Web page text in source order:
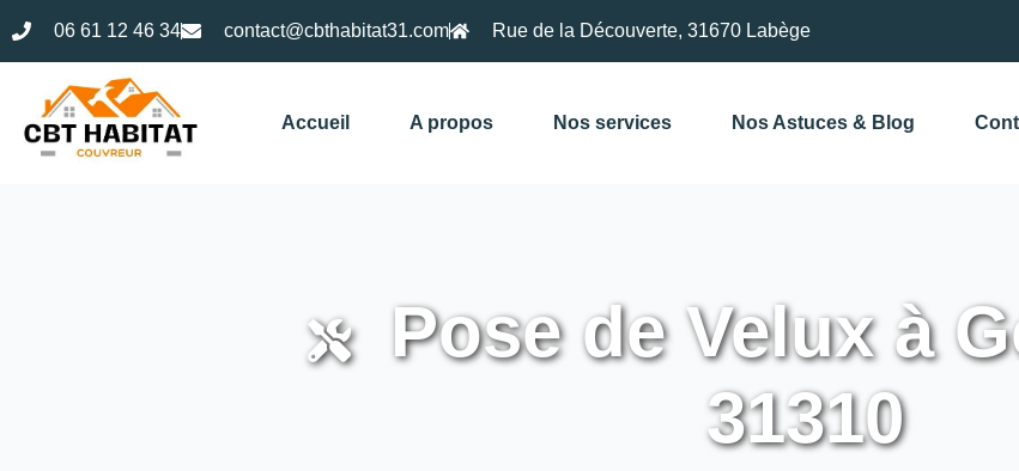
06 61 12 46 34 contact@cbthabitat31.com Rue de la Découverte, 31670 Labège
Accueil A propos Nos services Nos Astuces & Blog
Pose de Velux à
31310